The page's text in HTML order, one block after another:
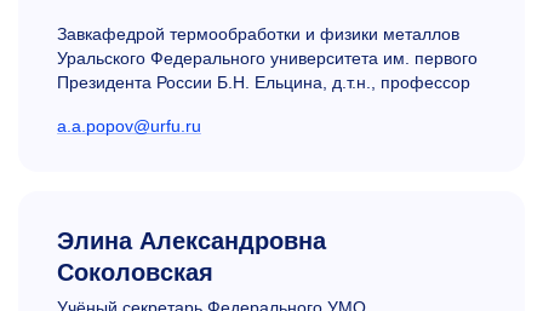
Завкафедрой термообработки и физики металлов
Уральского Федерального университета им. первого
Президента России Б.Н. Ельцина, д.т.н., профессор
a.a.popov@urfu.ru
Элина Александровна
Соколовская